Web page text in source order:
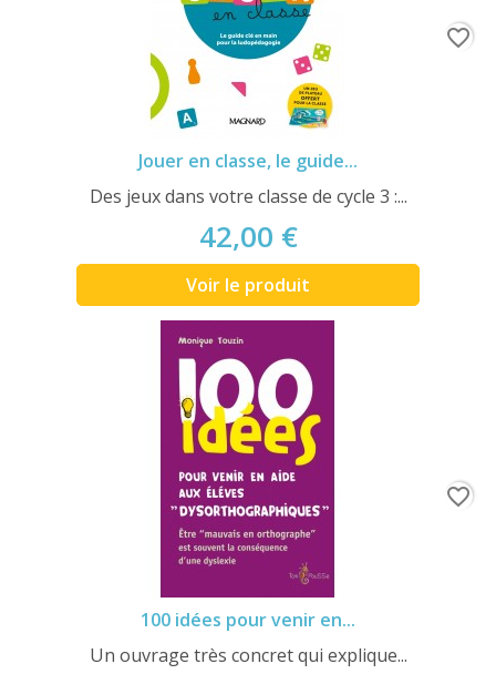
Jouer en classe, le guide...
Des jeux dans votre classe de cycle 3 :...
42,00 €
Voir le produit
favorite_border
100 idées pour venir en...
Un ouvrage très concret qui explique...
favorite_border